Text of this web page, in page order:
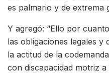
es palmario y de extrema
Y agregó: “Ello por
las obligaciones legales y
la actitud de la
con discapacidad motriz